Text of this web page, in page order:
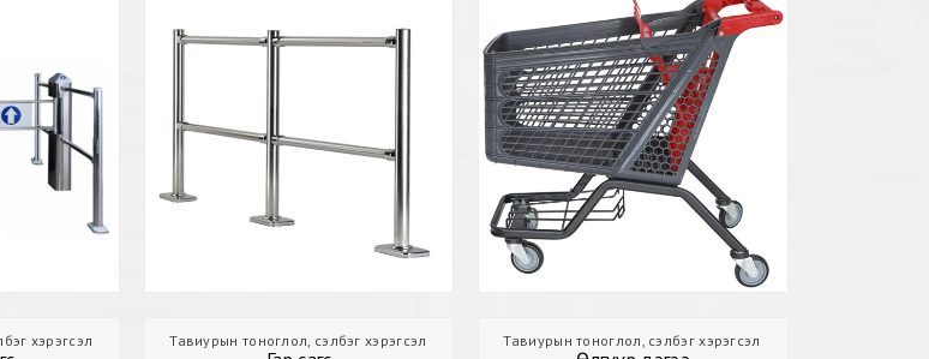
хэрэгсэл Чирдэг сагс
Тавиурын тоноглол, сэлбэг хэрэгсэл Гар сагс
Тавиурын тоноглол, сэлбэг хэрэгсэл